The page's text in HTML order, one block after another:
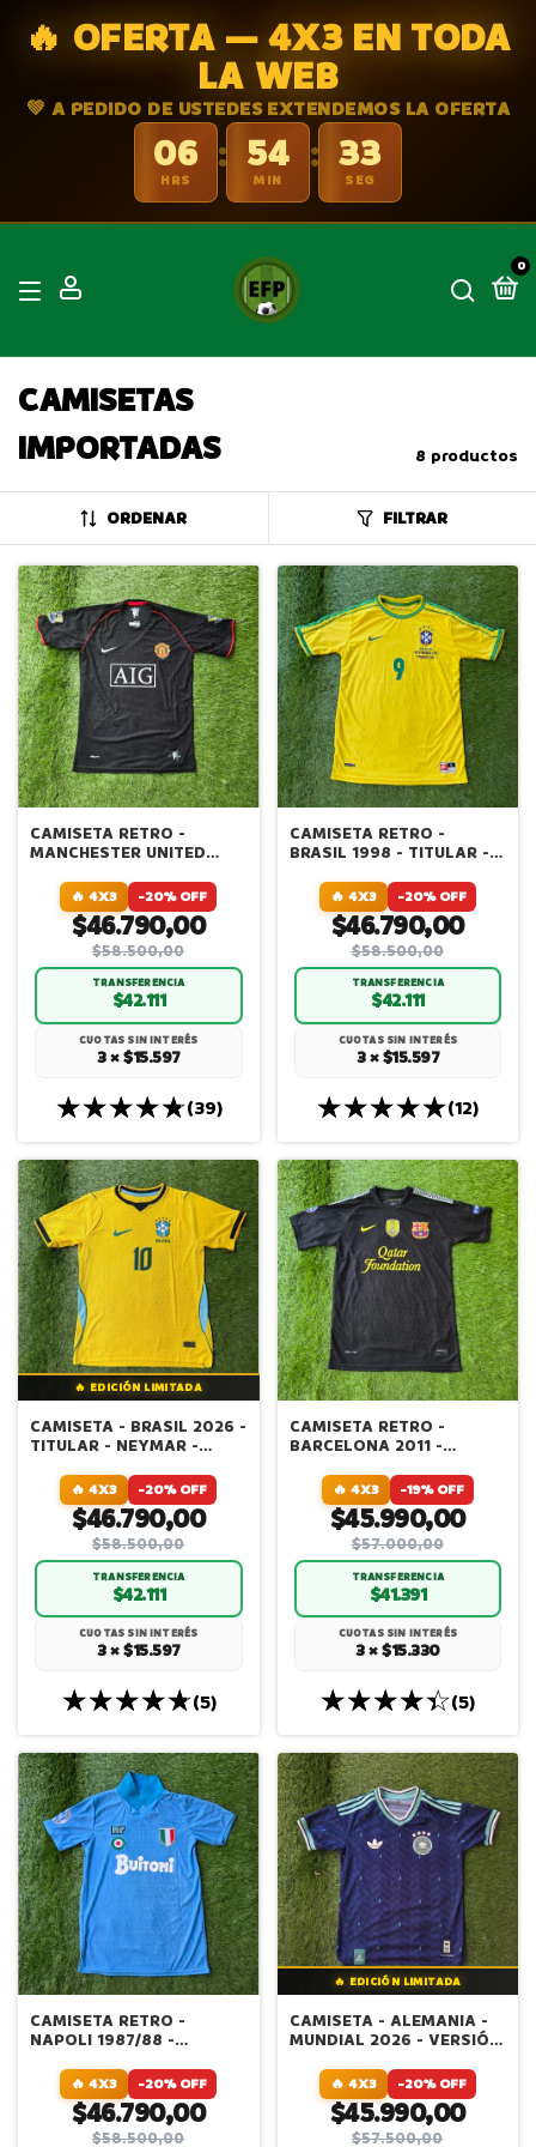
🔥 OFERTA — 4X3 EN TODA
LA WEB
💚 A PEDIDO DE USTEDES EXTENDEMOS LA OFERTA
06
HRS
: 54
MIN
: 32
SEG
0
CAMISETAS
IMPORTADAS
8 productos
ORDENAR FILTRAR
CAMISETA RETRO -
MANCHESTER UNITED
CRISTIANO RONALDO -
VERSION JUGADOR
IMPORTADA
🔥 4X3 -20% OFF
$46.790,00
$58.500,00
TRANSFERENCIA
$42.111
CUOTAS SIN INTERÉS
3 × $15.597
(39)
CAMISETA RETRO -
BRASIL 1998 - TITULAR -
IMPORTADA
🔥 4X3 -20% OFF
$46.790,00
$58.500,00
TRANSFERENCIA
$42.111
CUOTAS SIN INTERÉS
3 × $15.597
(12)
🔥 EDICIÓN LIMITADA
CAMISETA - BRASIL 2026 -
TITULAR - NEYMAR -
IMPORTADA
🔥 4X3 -20% OFF
$46.790,00
$58.500,00
TRANSFERENCIA
$42.111
CUOTAS SIN INTERÉS
3 × $15.597
(5)
CAMISETA RETRO -
BARCELONA 2011 -
VERSION JUGADOR
IMPORTADA
🔥 4X3 -19% OFF
$45.990,00
$57.000,00
TRANSFERENCIA
$41.391
CUOTAS SIN INTERÉS
3 × $15.330
(5)
CAMISETA RETRO -
NAPOLI 1987/88 -
JUGADOR IMPORTADA
🔥 4X3 -20% OFF
$46.790,00
$58.500,00
🔥 EDICIÓN LIMITADA
CAMISETA - ALEMANIA -
MUNDIAL 2026 - VERSIÓN
🔥 4X3 -20% OFF
$45.990,00
$57.500,00